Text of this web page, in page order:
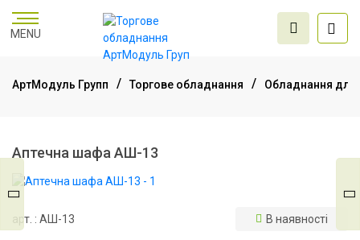
MENU
обладнання
АртМодуль Групп Торгове обладнання Обладнання для
Аптечна шафа АШ-13
арт. : АШ-13 В наявності